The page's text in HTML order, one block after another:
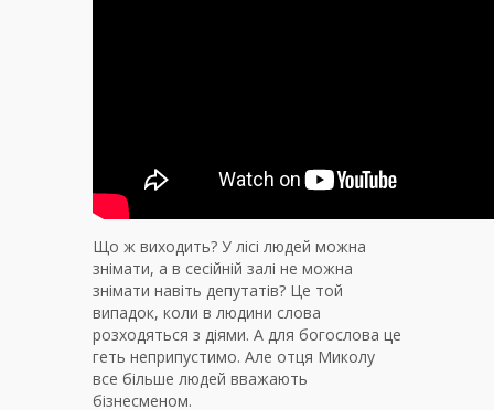
Що ж виходить? У лісі людей можна
знімати, а в сесійній залі не можна
знімати навіть депутатів? Це той
випадок, коли в людини слова
розходяться з діями. А для богослова це
геть неприпустимо. Але отця Миколу
все більше людей вважають
бізнесменом.